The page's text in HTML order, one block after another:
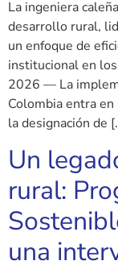
La ingeniera
desarrollo rural,
un enfoque de
institucional en
2026 — La
Colombia entra en
la designación de
Un
rural:
una